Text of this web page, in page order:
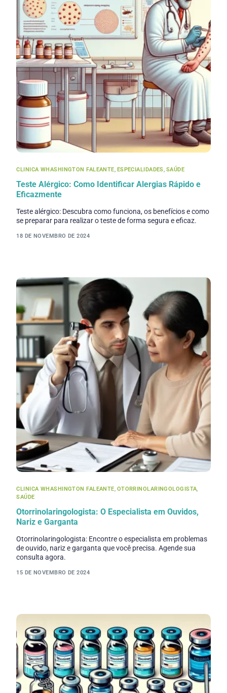
CLINICA WHASHINGTON FALEANTE, ESPECIALIDADES, SAÚDE
Teste Alérgico: Como Identificar Alergias Rápido e
Eficazmente
Teste alérgico: Descubra como funciona, os benefícios e como
se preparar para realizar o teste de forma segura e eficaz.
18 DE NOVEMBRO DE 2024
CLINICA WHASHINGTON FALEANTE OTORRINOLARINGOLOGISTA
SAÚDE
Otorrinolaringologista: O Especialista em Ouvidos,
Nariz e Garganta
Otorrinolaringologista: Encontre o especialista em problemas
de ouvido, nariz e garganta que você precisa. Agende sua
consulta agora.
15 DE NOVEMBRO DE 2024